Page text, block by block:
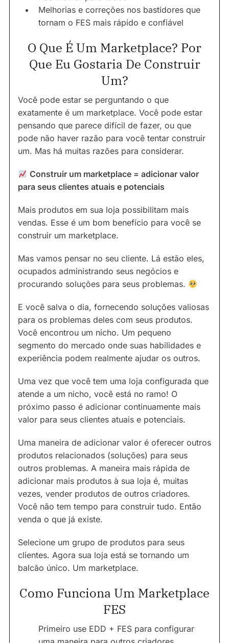
Melhorias e correções nos bastidores que
tornam o FES mais rápido e confiável
O Que É Um Marketplace? Por
Que Eu Gostaria De Construir
Um?
Você pode estar se perguntando o que
exatamente é um marketplace. Você pode estar
pensando que parece difícil de fazer, ou que
pode não haver razão para você tentar construir
um. Mas há muitas razões para considerar.
Construir um marketplace = adicionar valor
para seus clientes atuais e potenciais
Mais produtos em sua loja possibilitam mais
vendas. Esse é um bom benefício para você se
construir um marketplace.
Mas vamos pensar no seu cliente. Lá estão eles,
ocupados administrando seus negócios e
procurando soluções para seus problemas.
E você salva o dia, fornecendo soluções valiosas
para os problemas deles com seus produtos.
Você encontrou um nicho. Um pequeno
segmento do mercado onde suas habilidades e
experiência podem realmente ajudar os outros.
Uma vez que você tem uma loja configurada que
atende a um nicho, você está no ramo! O
próximo passo é adicionar continuamente mais
valor para seus clientes atuais e potenciais.
Uma maneira de adicionar valor é oferecer outros
produtos relacionados (soluções) para seus
outros problemas. A maneira mais rápida de
adicionar mais produtos à sua loja é, muitas
vezes, vender produtos de outros criadores.
Você não tem tempo para construir tudo. Então
venda o que já existe.
Selecione um grupo de produtos para seus
clientes. Agora sua loja está se tornando um
balcão único. Um marketplace.
Como Funciona Um Marketplace
FES
Primeiro use EDD + FES para configurar